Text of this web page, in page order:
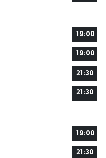
19:00
19:00
21:30
21:30
19:00
21:30